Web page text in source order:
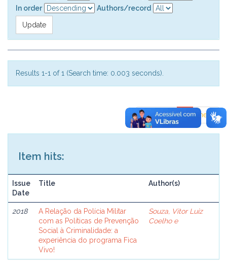
In order
Authors/record
Results 1-1 of 1 (Search time: 0.003 seconds).
previous 1 next
Item hits:
Issue
Date
Title Author(s)
2018
A Relação da Polícia Militar
com as Políticas de Prevenção
Social à Criminalidade: a
experiência do programa Fica
Vivo!
Souza, Vitor Luiz
Coelho e